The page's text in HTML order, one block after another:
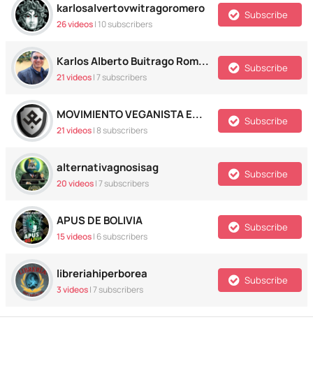
karlosalvertovwitragoromero
26 videos| 10subscribers
Subscribe
Karlos Alberto Buitrago Romero
21 videos|7subscribers
Subscribe
MOVIMIENTO VEGANISTA EMERGENTE
21 videos|8subscribers
Subscribe
alternativagnosisag
20 videos|7subscribers
Subscribe
APUS DE BOLIVIA
15 videos| 6subscribers
Subscribe
libreriahiperborea
3 videos|7subscribers
Subscribe